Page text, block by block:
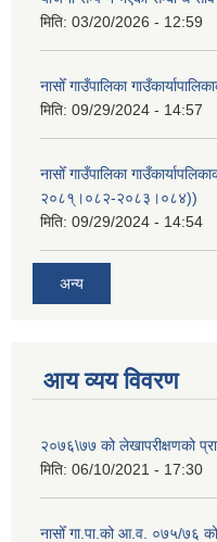
मिति: 03/20/2026 - 12:59
नासोँ गाउँपालिका
मिति: 09/29/2024 - 14:57
नासोँ गाउँपालिका
२०८१्।०८२-२०८३।०८४))
मिति: 09/29/2024 - 14:54
अन्य
आय व्यय विवरण
२०७६\७७ को लेखापरीक्षणको
मिति: 06/10/2021 - 17:30
नासोँ गा.पा.को आ.व. ०७५/७६